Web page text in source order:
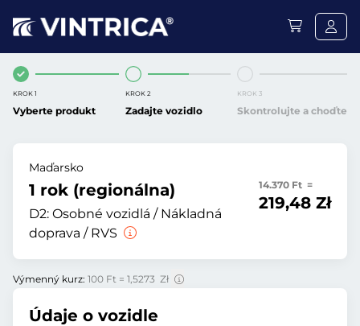
KROK 1
Vyberte produkt
KROK 2
Zadajte vozidlo
KROK 3
Skontrolujte a choďte
Maďarsko
1 rok (regionálna)
D2: Osobné vozidlá / Nákladná
doprava / RVS
14.370 Ft =
219,48 Zł
Výmenný kurz: 100 Ft = 1,5273 Zł
Údaje o vozidle